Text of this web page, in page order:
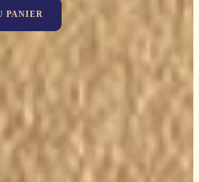
PANIER